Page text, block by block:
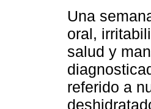
Una
oral,
salud y
referido a